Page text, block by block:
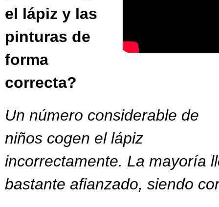
el lápiz y las
pinturas de
forma
correcta?
Un número considerable de
niños cogen el lápiz
incorrectamente. La mayoría
bastante afianzado, siendo